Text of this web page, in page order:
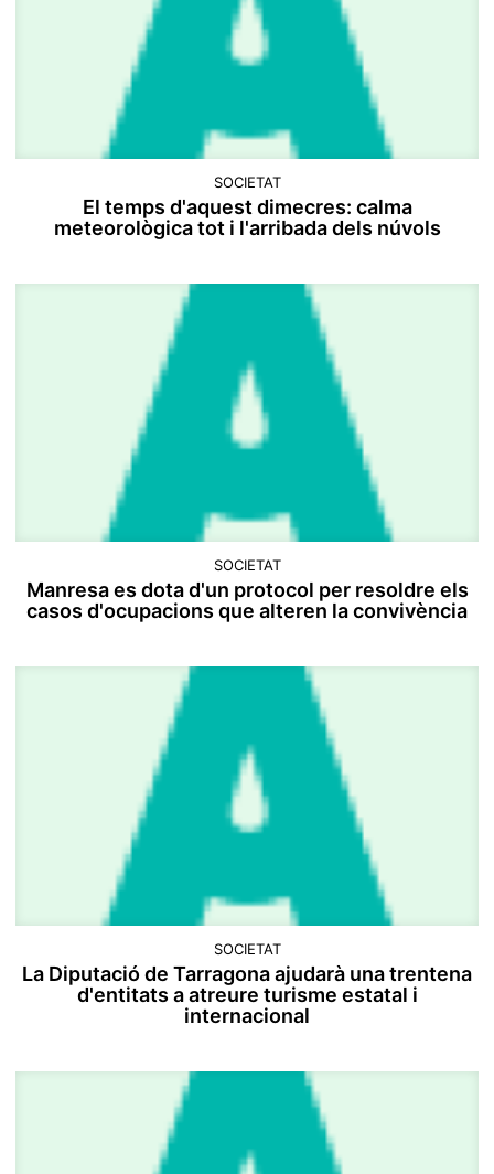
SOCIETAT
El temps d'aquest dimecres: calma
meteorològica tot i l'arribada dels núvols
SOCIETAT
Manresa es dota d'un protocol per resoldre els
casos d'ocupacions que alteren la convivència
SOCIETAT
La Diputació de Tarragona ajudarà una trentena
d'entitats a atreure turisme estatal i
internacional